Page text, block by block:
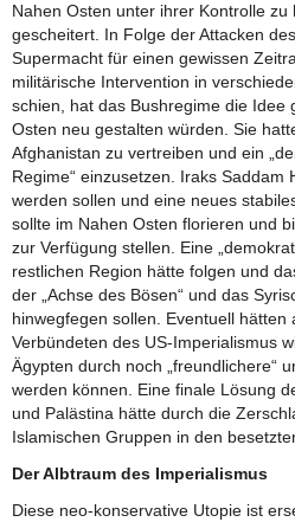
Nahen Osten unter ihrer Kontrolle
gescheitert. In Folge der Attacken
Supermacht für einen gewissen
militärische Intervention in
schien, hat das Bushregime die Idee
Osten neu gestalten würden. Sie
Afghanistan zu vertreiben und ein
Regime“ einzusetzen. Iraks Saddam
werden sollen und eine neues
sollte im Nahen Osten florieren und
zur Verfügung stellen. Eine
restlichen Region hätte folgen und
der „Achse des Bösen“ und das
hinwegfegen sollen. Eventuell hätten
Verbündeten des US-Imperialismus
Ägypten durch noch „freundlichere“
werden können. Eine finale Lösung
und Palästina hätte durch die
Islamischen Gruppen in den
Der Albtraum des Imperialismus
Diese neo-konservative Utopie ist